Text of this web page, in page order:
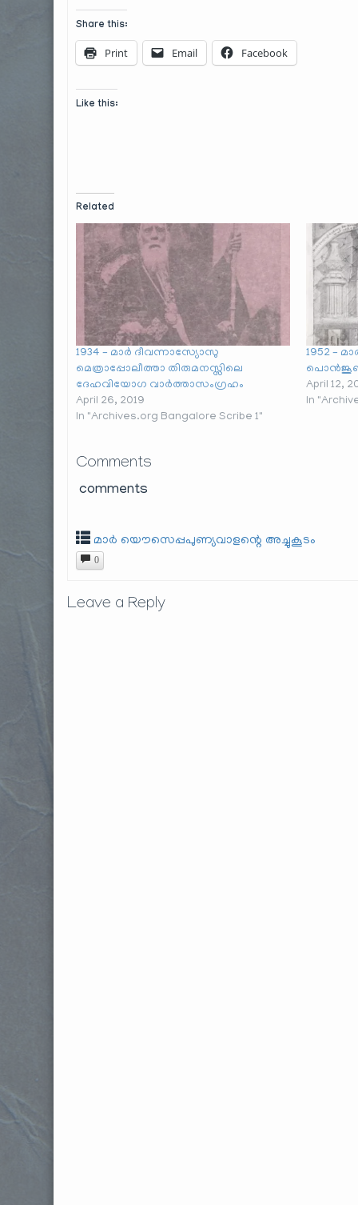
Share this:
Print Email Facebook
Like this:
Related
1934 – മാർ ദീവന്നാസ്യോസു
മെത്രാപ്പോലീത്താ തിരുമനസ്സിലെ
ദേഹവിയോഗ വാർത്താസംഗ്രഹം
April 26, 2019
In "Archives.org Bangalore Scribe 1"
1952 –
April 12,
In
Comments
comments
മാർ യൌസെപ്പപുണ്യവാളന്റെ അച്ചുകൂടം
0
Leave a Reply